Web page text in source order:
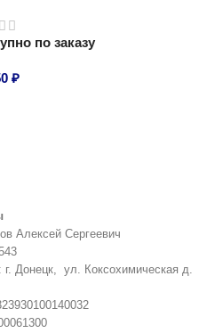
по заказу
₽
Алексей Сергеевич
Донецк, ул. Коксохимическая д.